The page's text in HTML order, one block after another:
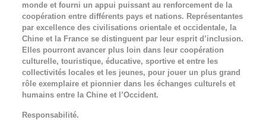
monde et fourni un appui puissant au renforcement de la
coopération entre différents pays et nations. Représentantes
par excellence des civilisations orientale et occidentale, la
Chine et la France se distinguent par leur esprit d’inclusion.
Elles pourront avancer plus loin dans leur coopération
culturelle, touristique, éducative, sportive et entre les
collectivités locales et les jeunes, pour jouer un plus grand
rôle exemplaire et pionnier dans les échanges culturels et
humains entre la Chine et l’Occident.
Responsabilité.